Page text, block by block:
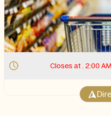
Closes at . 2:00